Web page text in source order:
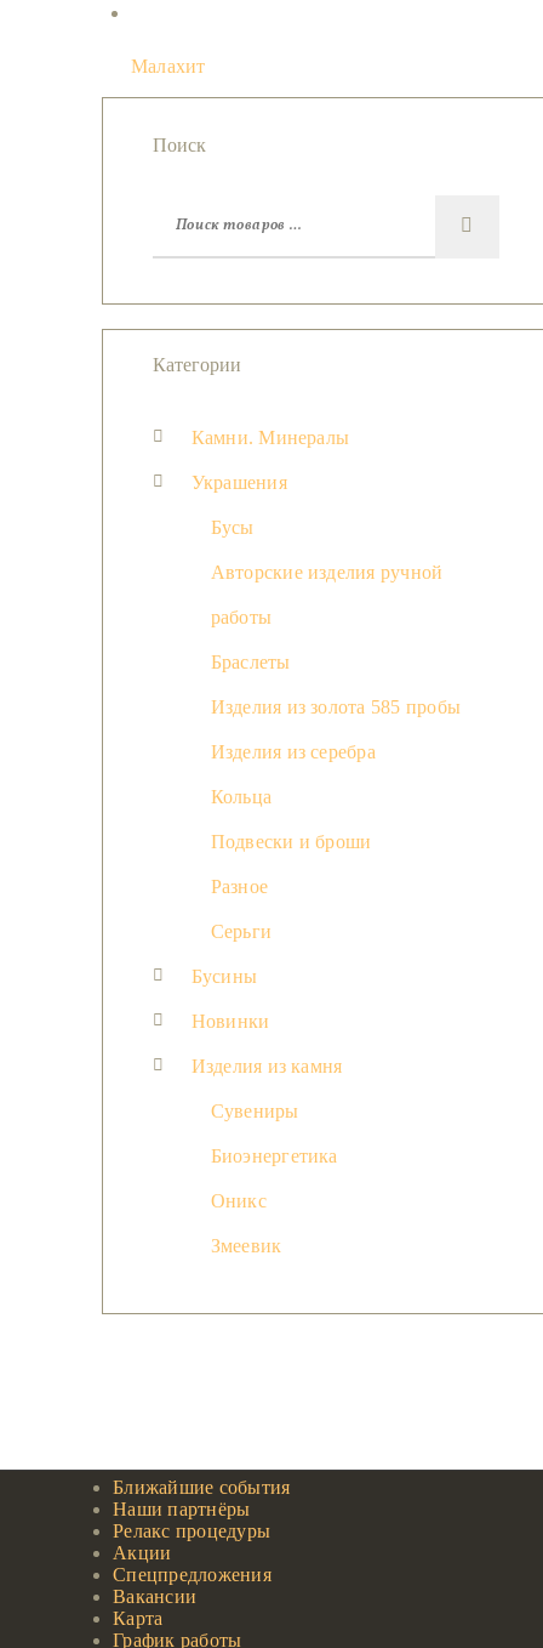
Малахит
Поиск
Категории
Камни. Минералы
Украшения
Бусы
Авторские изделия ручной
работы
Браслеты
Изделия из золота 585 пробы
Изделия из серебра
Кольца
Подвески и броши
Разное
Серьги
Бусины
Новинки
Изделия из камня
Сувениры
Биоэнергетика
Оникс
Змеевик
Ближайшие события
Наши партнёры
Релакс процедуры
Акции
Спецпредложения
Вакансии
Карта
График работы